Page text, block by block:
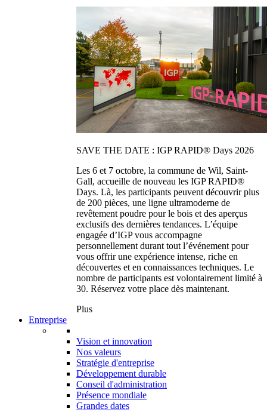
SAVE THE DATE : IGP RAPID® Days 2026
Les 6 et 7 octobre, la commune de Wil, Saint-
Gall, accueille de nouveau les IGP RAPID®
Days. Là, les participants peuvent découvrir plus
de 200 pièces, une ligne ultramoderne de
revêtement poudre pour le bois et des aperçus
exclusifs des dernières tendances. L’équipe
engagée d’IGP vous accompagne
personnellement durant tout l’événement pour
vous offrir une expérience intense, riche en
découvertes et en connaissances techniques. Le
nombre de participants est volontairement limité à
30. Réservez votre place dès maintenant.
Plus
Entreprise
Vision et innovation
Nos valeurs
Stratégie d'entreprise
Développement durable
Conseil d'administration
Présence mondiale
Grandes dates